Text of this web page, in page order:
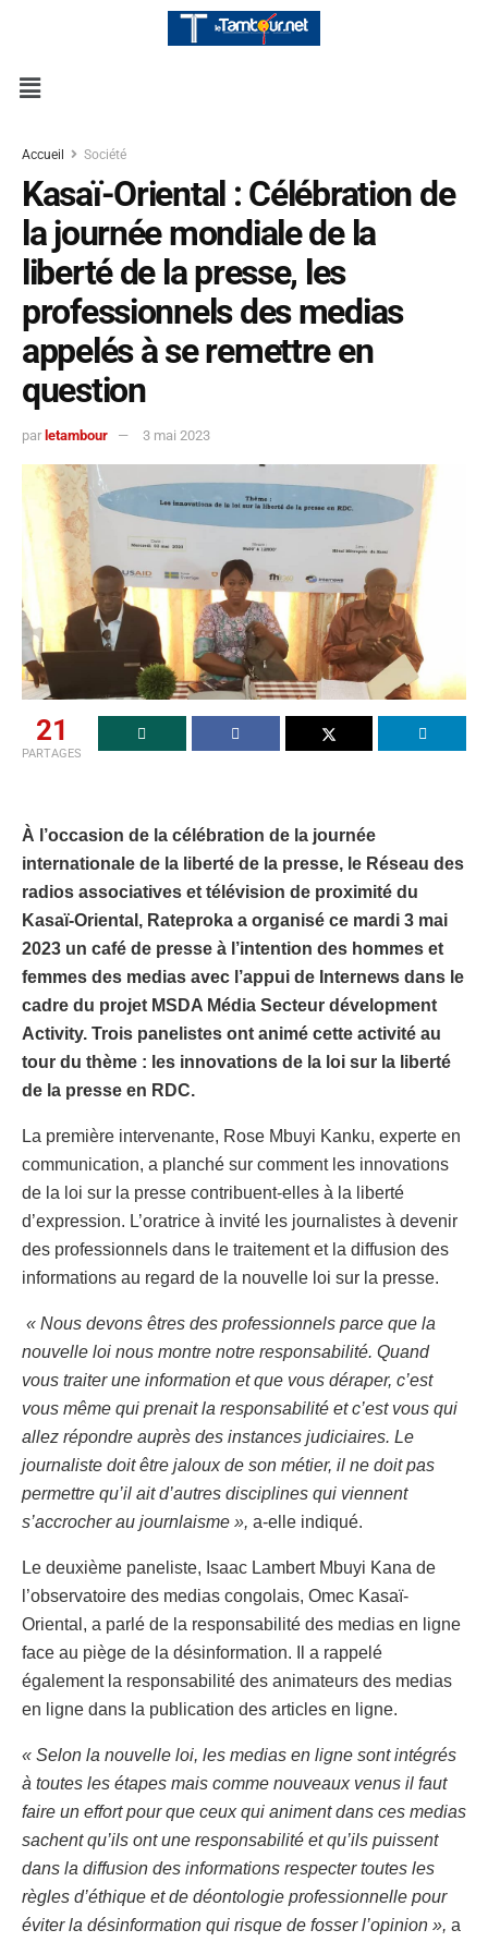
Accueil Société
Kasaï-Oriental : Célébration de
la journée mondiale de la
liberté de la presse, les
professionnels des medias
appelés à se remettre en
question
par letambour 3 mai 2023
21
PARTAGES
À l’occasion de la célébration de la journée
internationale de la liberté de la presse, le Réseau des
radios associatives et télévision de proximité du
Kasaï-Oriental, Rateproka a organisé ce mardi 3 mai
2023 un café de presse à l’intention des hommes et
femmes des medias avec l’appui de Internews dans le
cadre du projet MSDA Média Secteur dévelopment
Activity. Trois panelistes ont animé cette activité au
tour du thème : les innovations de la loi sur la liberté
de la presse en RDC.
La première intervenante, Rose Mbuyi Kanku, experte en
communication, a planché sur comment les innovations
de la loi sur la presse contribuent-elles à la liberté
d’expression. L’oratrice à invité les journalistes à devenir
des professionnels dans le traitement et la diffusion des
informations au regard de la nouvelle loi sur la presse.
« Nous devons êtres des professionnels parce que la
nouvelle loi nous montre notre responsabilité. Quand
vous traiter une information et que vous déraper, c’est
vous même qui prenait la responsabilité et c’est vous qui
allez répondre auprès des instances judiciaires. Le
journaliste doit être jaloux de son métier, il ne doit pas
permettre qu’il ait d’autres disciplines qui viennent
s’accrocher au journlaisme », a-elle indiqué.
Le deuxième paneliste, Isaac Lambert Mbuyi Kana de
l’observatoire des medias congolais, Omec Kasaï-
Oriental, a parlé de la responsabilité des medias en ligne
face au piège de la désinformation. Il a rappelé
également la responsabilité des animateurs des medias
en ligne dans la publication des articles en ligne.
« Selon la nouvelle loi, les medias en ligne sont intégrés
à toutes les étapes mais comme nouveaux venus il faut
faire un effort pour que ceux qui animent dans ces medias
sachent qu’ils ont une responsabilité et qu’ils puissent
dans la diffusion des informations respecter toutes les
règles d’éthique et de déontologie professionnelle pour
éviter la désinformation qui risque de fosser l’opinion », a